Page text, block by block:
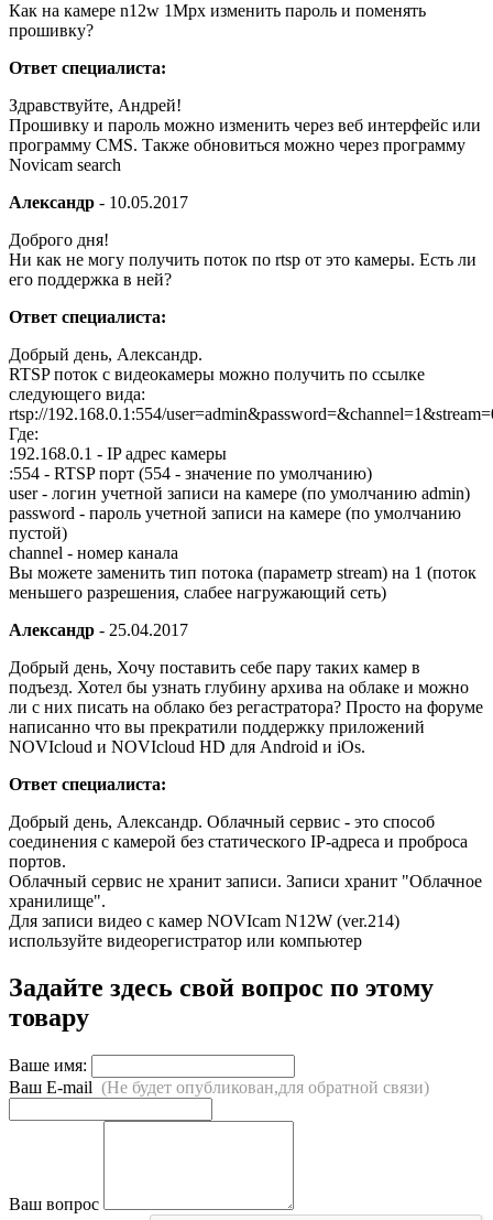
Как на камере n12w 1Мрх изменить пароль и поменять
прошивку?
Ответ специалиста:
Здравствуйте, Андрей!
Прошивку и пароль можно изменить через веб интерфейс или
программу CMS. Также обновиться можно через программу
Novicam search
Александр - 10.05.2017
Доброго дня!
Ни как не могу получить поток по rtsp от это камеры. Есть ли
его поддержка в ней?
Ответ специалиста:
Добрый день, Александр.
RTSP поток с видеокамеры можно получить по ссылке
следующего вида:
rtsp://192.168.0.1:554/
Где:
192.168.0.1 - IP адрес камеры
:554 - RTSP порт (554 - значение по умолчанию)
user - логин учетной записи на камере (по умолчанию admin)
password - пароль учетной записи на камере (по умолчанию
пустой)
channel - номер канала
Вы можете заменить тип потока (параметр stream) на 1 (поток
меньшего разрешения, слабее нагружающий сеть)
Александр - 25.04.2017
Добрый день, Хочу поставить себе пару таких камер в
подъезд. Хотел бы узнать глубину архива на облаке и можно
ли с них писать на облако без регастратора? Просто на форуме
написанно что вы прекратили поддержку приложений
NOVIcloud и NOVIcloud HD для Android и iOs.
Ответ специалиста:
Добрый день, Александр. Облачный сервис - это способ
соединения с камерой без статического IP-адреса и проброса
портов.
Облачный сервис не хранит записи. Записи хранит "Облачное
хранилище".
Для записи видео с камер NOVIcam N12W (ver.214)
используйте видеорегистратор или компьютер
Задайте здесь свой вопрос по этому
товару
Ваше имя:
Ваш E-mail (Не будет опубликован,для обратной связи)
Ваш вопрос